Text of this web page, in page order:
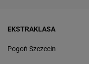
EKSTRAKLASA
Pogoń Szczecin